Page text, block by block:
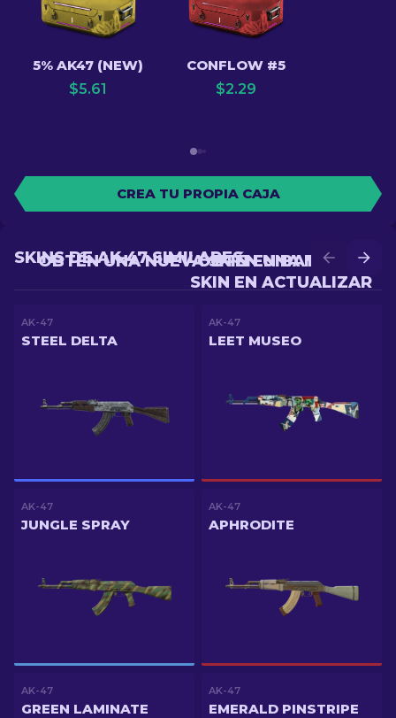
5% AK47 (NEW)
$5.61
CONFLOW #5
$2.29
CREA TU PROPIA CAJA
OBTÉN UNA MEJOR
SKIN EN ACTUALIZAR
OBTÉN UNA NUEVA SKIN EN BATALLA
SKINS DE AK-47 SIMILARES
AK-47
STEEL DELTA
AK-47
LEET MUSEO
AK-47
JUNGLE SPRAY
AK-47
APHRODITE
AK-47
GREEN LAMINATE
AK-47
EMERALD PINSTRIPE